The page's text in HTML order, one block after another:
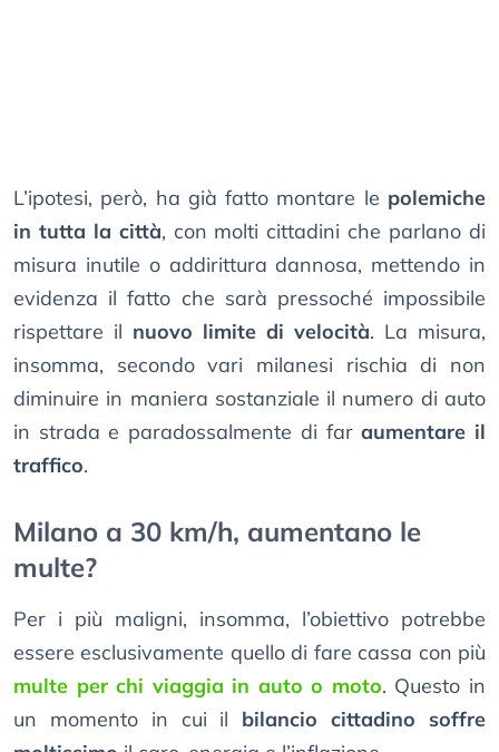
L’ipotesi, però, ha già fatto montare le polemiche
in tutta la città, con molti cittadini che parlano di
misura inutile o addirittura dannosa, mettendo in
evidenza il fatto che sarà pressoché impossibile
rispettare il nuovo limite di velocità. La misura,
insomma, secondo vari milanesi rischia di non
diminuire in maniera sostanziale il numero di auto
in strada e paradossalmente di faraumentare il
traffico.
Milano a 30 km/h, aumentano le
multe?
Per i più maligni, insomma, l’obiettivo potrebbe
essere esclusivamente quello di fare cassa con più
multe per chi viaggia in auto o moto. Questo in
un momento in cui il bilancio cittadino soffre